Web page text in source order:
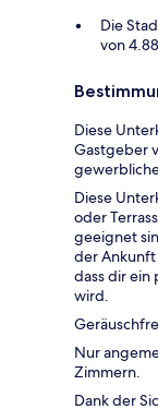
Die
von
Diese
Gastgeber
Diese
oder
geeignet
der
dass dir ein
wird.
Nur
Zimmern.
Dank der